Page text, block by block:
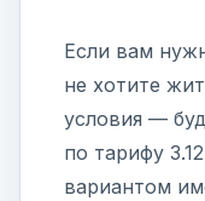
Если вам
не хотите
условия —
по тарифу
вариантом